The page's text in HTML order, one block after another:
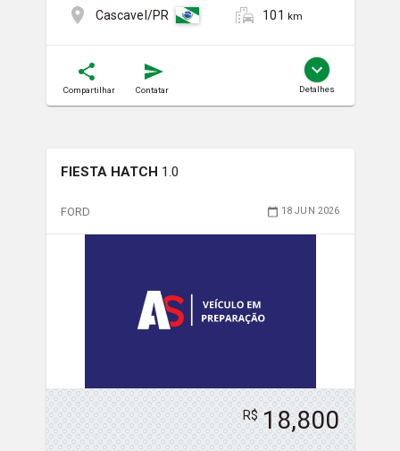
Cascavel/PR
101 km
Compartilhar Contatar Detalhes
FIESTA HATCH 1.0
FORD 18 JUN 2026
R$ 18,800